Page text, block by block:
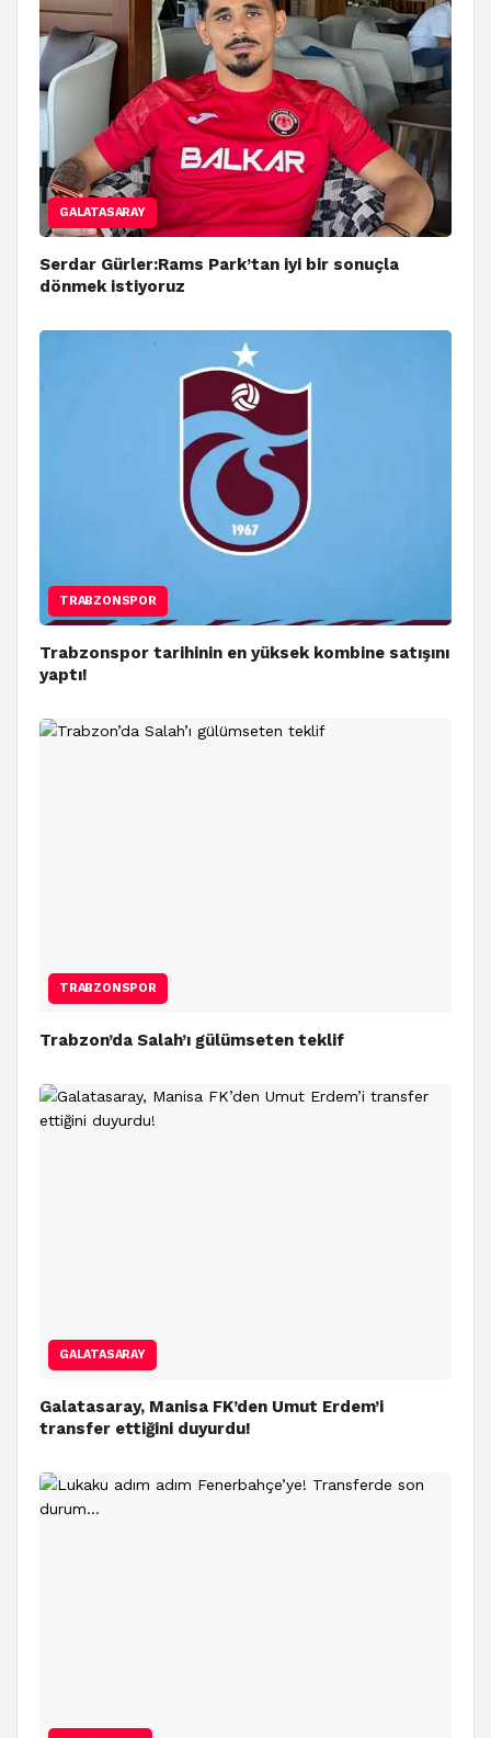
GALATASARAY
Serdar Gürler:Rams Park’tan iyi bir sonuçla
dönmek istiyoruz
TRABZONSPOR
Trabzonspor tarihinin en yüksek kombine satışını
yaptı!
TRABZONSPOR
Trabzon’da Salah’ı gülümseten teklif
GALATASARAY
Galatasaray, Manisa FK’den Umut Erdem’i
transfer ettiğini duyurdu!